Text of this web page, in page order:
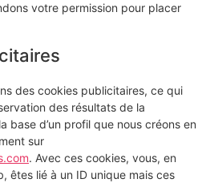
votre permission pour placer
des cookies publicitaires, ce qui
des résultats de la
base d’un profil que nous créons en
sur
. Avec ces cookies, vous, en
êtes lié à un ID unique mais ces